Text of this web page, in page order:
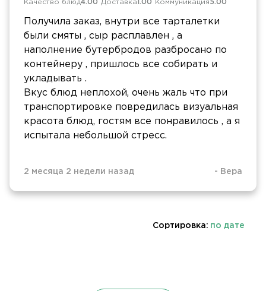
Качество блюд4.00 Доставка 1.00 Коммуникация5.00
Получила заказ, внутри все тарталетки
были смяты , сыр расплавлен , а
наполнение бутербродов разбросано по
контейнеру , пришлось все собирать и
укладывать .
Вкус блюд неплохой, очень жаль что при
транспортировке повредилась визуальная
красота блюд, гостям все понравилось , а я
испытала небольшой стресс.
2 месяца 2 недели назад - Вера
Сортировка: по дате